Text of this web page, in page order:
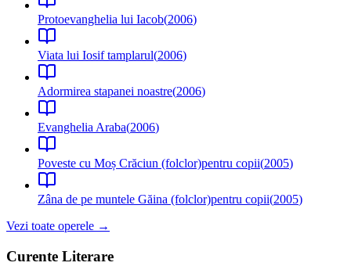
Protoevanghelia lui Iacob(2006)
Viata lui Iosif tamplarul(2006)
Adormirea stapanei noastre(2006)
Evanghelia Araba(2006)
Poveste cu Moș Crăciun (folclor)pentru copii(2005)
Zâna de pe muntele Găina (folclor)pentru copii(2005)
Vezi toate operele →
Curente Literare